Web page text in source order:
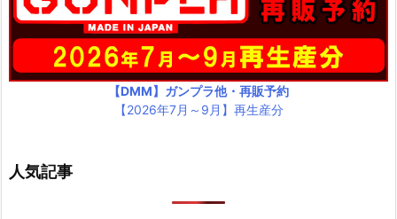
【DMM】ガンプラ他・再販予約
【2026年7月～9月】再生産分
人気記事